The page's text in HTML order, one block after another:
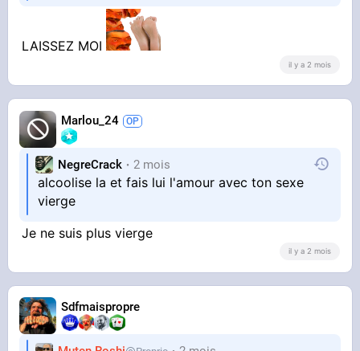
LAISSEZ MOI
il y a 2 mois
Marlou_24
NegreCrack 2 mois
alcoolise la et fais lui l'amour avec ton sexe
vierge
Je ne suis plus vierge
il y a 2 mois
Sdfmaispropre